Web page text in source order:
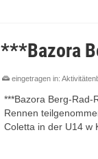
***Bazora
eingetragen in:
***Bazora Berg-Rad-
Rennen
Coletta in der U14